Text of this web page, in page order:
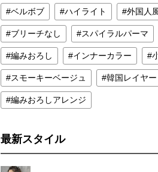
ベルボブ ハイライト 外国人
ブリーチなし スパイラルパーマ
編みおろし インナーカラー
スモーキーベージュ 韓国レイヤー
編みおろしアレンジ
最新スタイル